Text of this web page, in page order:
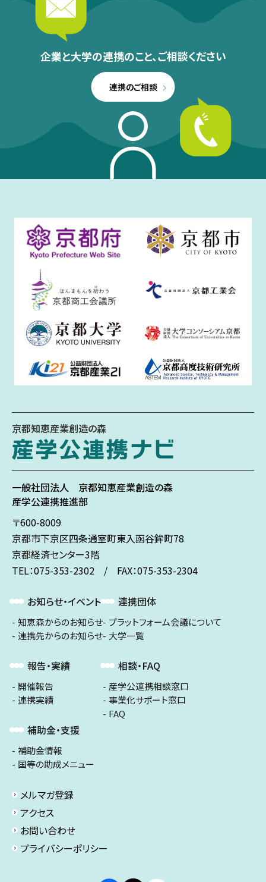
企業と大学の連携のこと、ご相談ください
連携のご相談
京都知恵産業創造の森
一般社団法人 京都知恵産業創造の森
産学公連携推進部
〒600-8009
京都市下京区四条通室町東入函谷鉾町78
京都経済センター3階
TEL：075-353-2302 / FAX：075-353-2304
お知らせ・イベント
知恵森からのお知らせ
連携先からのお知らせ
報告・実績
開催報告
連携実績
補助金・支援
補助金情報
国等の助成メニュー
連携団体
プラットフォーム会議について
大学一覧
相談・FAQ
産学公連携相談窓口
事業化サポート窓口
FAQ
メルマガ登録
アクセス
お問い合わせ
プライバシーポリシー